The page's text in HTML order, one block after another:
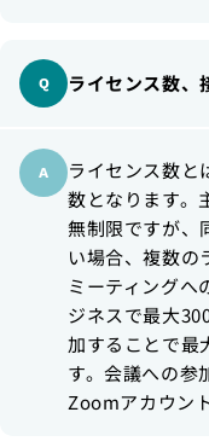
ライセンス数、
ライセンス数と
数となります。
無制限ですが、
い場合、複数の
ミーティングへ
ジネスで最大
加することで最
す。会議への参
Zoomアカウン